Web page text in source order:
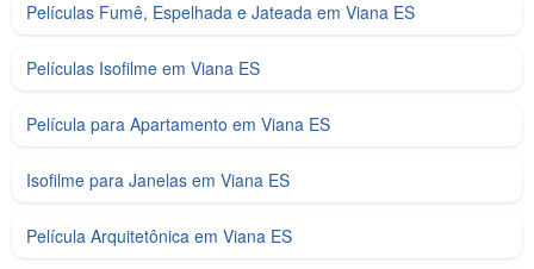
Películas Fumê, Espelhada e Jateada em Viana ES
Películas Isofilme em Viana ES
Película para Apartamento em Viana ES
Isofilme para Janelas em Viana ES
Película Arquitetônica em Viana ES